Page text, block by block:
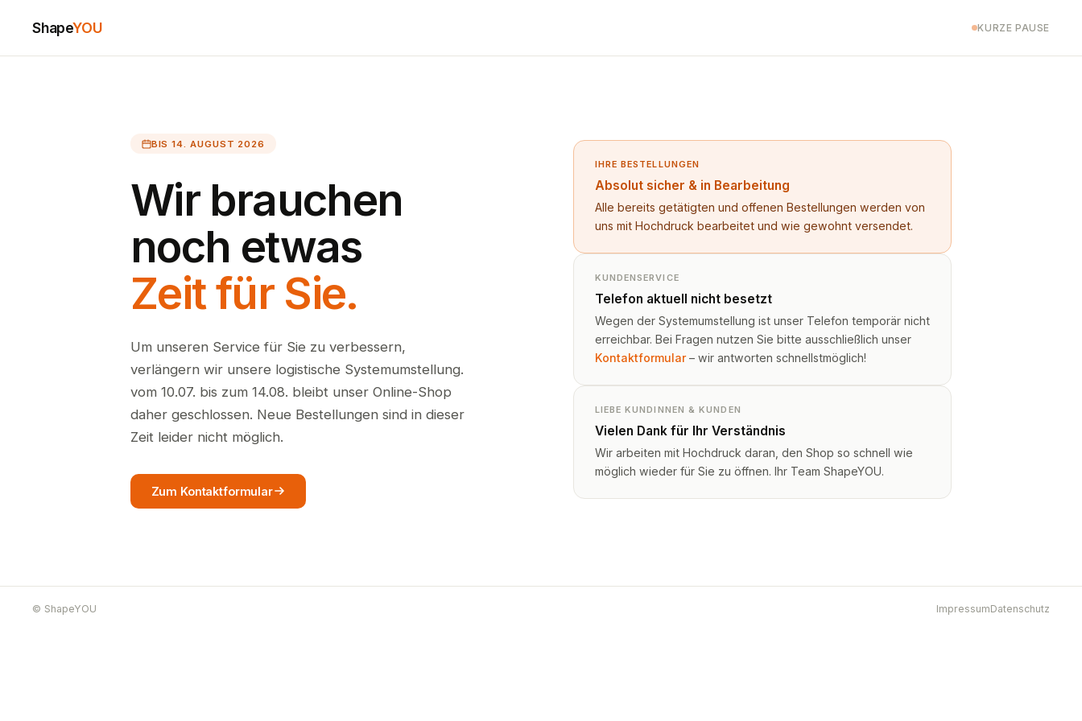
ShapeYOU KURZE PAUSE
BIS 14. AUGUST 2026
Wir brauchen
noch etwas
Zeit für Sie.
Um unseren Service für Sie zu verbessern,
verlängern wir unsere logistische Systemumstellung.
vom 10.07. bis zum 14.08. bleibt unser Online-Shop
daher geschlossen. Neue Bestellungen sind in dieser
Zeit leider nicht möglich.
Zum Kontaktformular
IHRE BESTELLUNGEN
Absolut sicher & in Bearbeitung
Alle bereits getätigten und offenen Bestellungen werden von
uns mit Hochdruck bearbeitet und wie gewohnt versendet.
KUNDENSERVICE
Telefon aktuell nicht besetzt
Wegen der Systemumstellung ist unser Telefon temporär nicht
erreichbar. Bei Fragen nutzen Sie bitte ausschließlich unser
Kontaktformular– wir antworten schnellstmöglich!
LIEBE KUNDINNEN & KUNDEN
Vielen Dank für Ihr Verständnis
Wir arbeiten mit Hochdruck daran, den Shop so schnell wie
möglich wieder für Sie zu öffnen. Ihr Team ShapeYOU.
© ShapeYOU ImpressumDatenschutz